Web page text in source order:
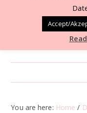
You are here: Home /
Accept/